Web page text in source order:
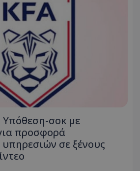
Υπόθεση-σοκ με
προσφορά
σε ξένους